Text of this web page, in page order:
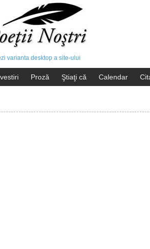
varianta desktop a site-ului
Proză Ştiaţi că Calendar